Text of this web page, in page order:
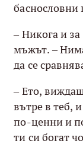
баснословни
– Никога и
мъжът. –
да се
– Ето,
вътре в теб,
по-ценни и
ти си богат